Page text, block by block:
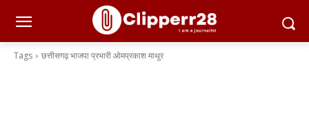
Tags छत्तीसगढ़ भाजपा प्रभारी ओमप्रकाश माथुर